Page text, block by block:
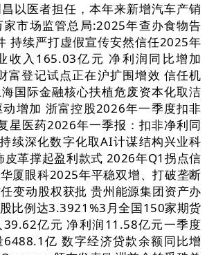
医者担任，本年来新增汽车产销
市场监管总局:2025年查办食物告
持续严打虚假宣传安然信任2025年
收入165.03亿元 净利润同比增加
富登记试点正在沪扩围增效 信任机
国际金融核心扶植危废资本化取洁
增加 浙富控股2026年一季度扣非
星医药2026年一季报：扣非净利同
续深化数字化取AI计谋结构兴业科
革撑起盈利款式 2026年Q1拐点信
厦眼科2025年平稳双增、打破垄断
变动股权获批 贵州能源集团资产办
比例达3.3921%3月全国150家期货
亿元 净利润11.58亿元一季度
亿 数字经济贷款余额同比增